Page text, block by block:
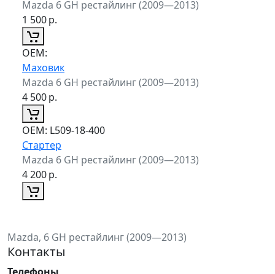
Mazda 6 GH рестайлинг (2009—2013)
1 500р.
ОЕМ:
Маховик
Mazda 6 GH рестайлинг (2009—2013)
4 500р.
ОЕМ: L509-18-400
Стартер
Mazda 6 GH рестайлинг (2009—2013)
4 200р.
Mazda, 6 GH рестайлинг (2009—2013)
Контакты